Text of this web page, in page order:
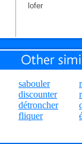
lofer
sabouler
discounter
détroncher
fliquer